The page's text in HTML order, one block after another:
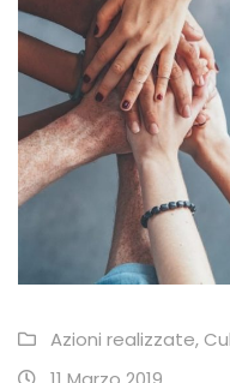
Azioni realizzate,